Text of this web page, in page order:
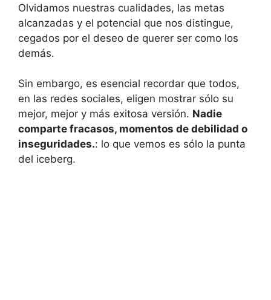
Olvidamos nuestras cualidades, las metas
alcanzadas y el potencial que nos distingue,
cegados por el deseo de querer ser como los
demás.
Sin embargo, es esencial recordar que todos,
en las redes sociales, eligen mostrar sólo su
mejor, mejor y más exitosa versión. Nadie
comparte fracasos, momentos de debilidad o
inseguridades.: lo que vemos es sólo la punta
del iceberg.